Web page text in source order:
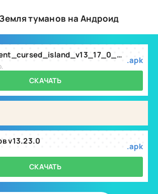
туманов на Андроид
misty_continent_cursed_island_v13_17_0_mod.apk .apk
СКАЧАТЬ
v13.23.0 .apk
СКАЧАТЬ